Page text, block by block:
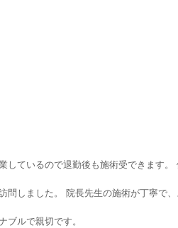
しているので退勤後も施術受できます。
問しました。 院長先生の施術が丁寧で
ブルで親切です。